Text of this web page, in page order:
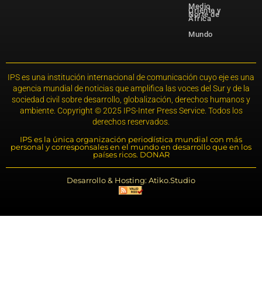
Medio
Oriente y
Norte de
África
Mundo
IPS es una institución internacional de comunicación cuyo eje es una
agencia mundial de noticias que amplifica las voces del Sur y de la
sociedad civil sobre desarrollo, globalización, derechos humanos y
ambiente. Copyright © 2025 IPS-Inter Press Service. Todos los
derechos reservados.
IPS es la única organización periodística mundial con más
personal y corresponsales en el mundo en desarrollo que en los
países ricos. DONAR
Desarrollo & Hosting: Atiko.Studio